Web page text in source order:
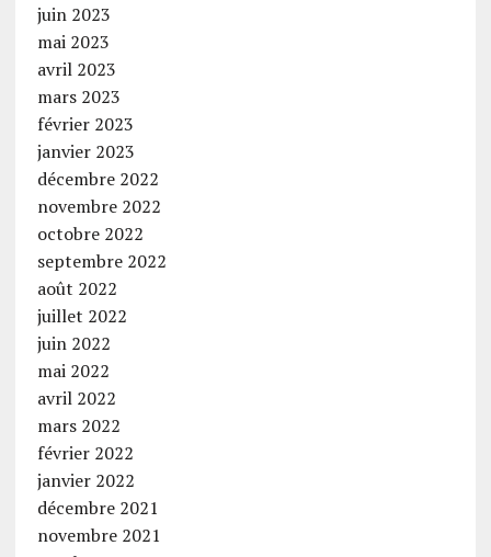
juin 2023
mai 2023
avril 2023
mars 2023
février 2023
janvier 2023
décembre 2022
novembre 2022
octobre 2022
septembre 2022
août 2022
juillet 2022
juin 2022
mai 2022
avril 2022
mars 2022
février 2022
janvier 2022
décembre 2021
novembre 2021